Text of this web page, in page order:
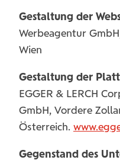
Gestaltung der
Werbeagentur
Wien
Gestaltung der
EGGER & LERCH
GmbH, Vordere
Österreich.
Gegenstand des